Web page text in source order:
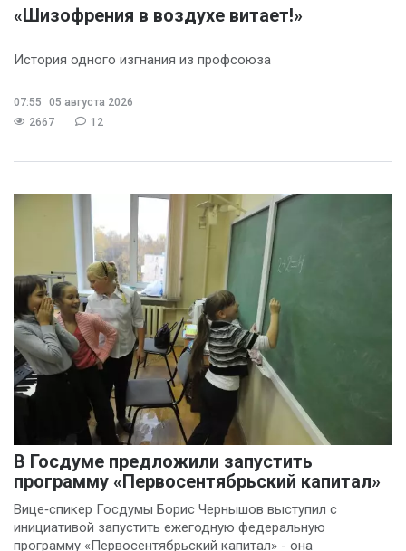
«Шизофрения в воздухе витает!»
История одного изгнания из профсоюза
07:55
05 августа 2026
2667
12
В Госдуме предложили запустить
программу «Первосентябрьский капитал»
Вице‑спикер Госдумы Борис Чернышов выступил с
инициативой запустить ежегодную федеральную
программу «Первосентябрьский капитал» - она